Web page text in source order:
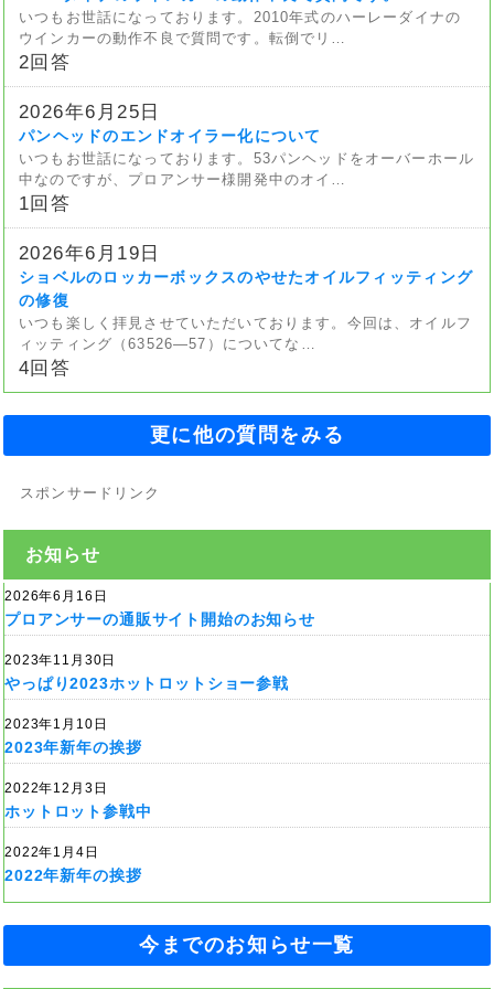
いつもお世話になっております。2010年式のハーレーダイナの
ウインカーの動作不良で質問です。転倒でリ…
2回答
2026年6月25日
パンヘッドのエンドオイラー化について
いつもお世話になっております。53パンヘッドをオーバーホール
中なのですが、プロアンサー様開発中のオイ…
1回答
2026年6月19日
ショベルのロッカーボックスのやせたオイルフィッティング
の修復
いつも楽しく拝見させていただいております。今回は、オイルフ
ィッティング（63526—57）についてな…
4回答
更に他の質問をみる
スポンサードリンク
お知らせ
2026年6月16日
プロアンサーの通販サイト開始のお知らせ
2023年11月30日
やっぱり2023ホットロットショー参戦
2023年1月10日
2023年新年の挨拶
2022年12月3日
ホットロット参戦中
2022年1月4日
2022年新年の挨拶
今までのお知らせ一覧